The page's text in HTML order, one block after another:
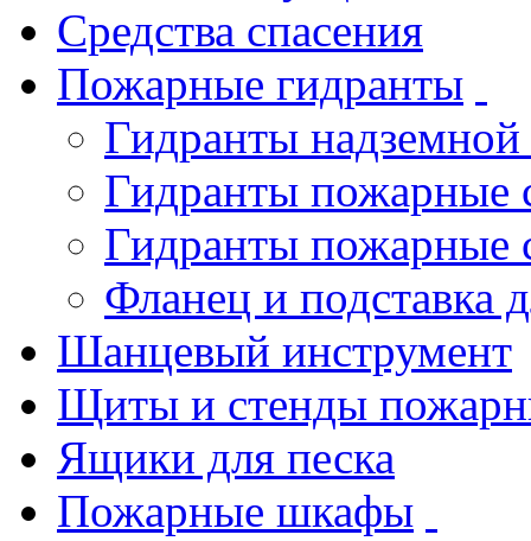
Средства спасения
Пожарные гидранты
Гидранты
Гидранты пожарные
Гидранты пожарные
Фланец и подставка
Шанцевый инструмент
Щиты и стенды
Ящики для песка
Пожарные шкафы